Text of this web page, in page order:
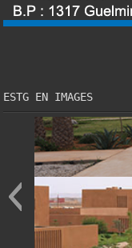
ESTG EN IMAGES